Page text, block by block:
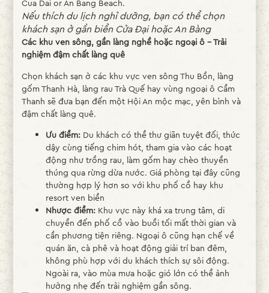
Nếu thích du lịch nghỉ dưỡng, bạn có thể chọn
khách sạn ở gần biển Cửa Đại hoặc An Bàng
Các khu ven sông, gần làng nghề hoặc ngoại ô – Trải
nghiệm đậm chất làng quê
Chọn khách sạn ở các khu vực ven sông Thu Bồn, làng
gốm Thanh Hà, làng rau Trà Quế hay vùng ngoại ô Cẩm
Thanh sẽ đưa bạn đến một Hội An mộc mạc, yên bình và
đậm chất làng quê.
Ưu điểm:Du khách có thể thư giãn tuyệt đối, thức
dậy cùng tiếng chim hót, tham gia vào các hoạt
động như trồng rau, làm gốm hay chèo thuyền
thúng qua rừng dừa nước. Giá phòng tại đây cũng
thường hợp lý hơn so với khu phố cổ hay khu
resort ven biển
Nhược điểm:Khu vực này khá xa trung tâm, di
chuyển đến phố cổ vào buổi tối mất thời gian và
cần phương tiện riêng. Ngoại ô cũng hạn chế về
quán ăn, cà phê và hoạt động giải trí ban đêm,
không phù hợp với du khách thích sự sôi động.
Ngoài ra, vào mùa mưa hoặc gió lớn có thể ảnh
hưởng nhẹ đến trải nghiệm gần sông.